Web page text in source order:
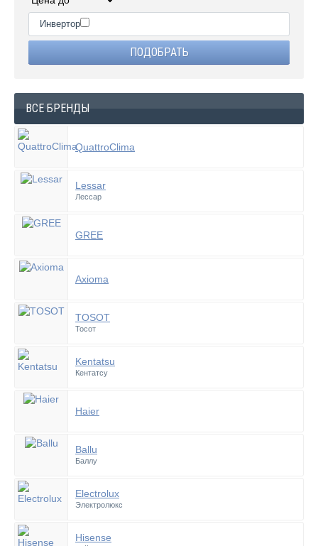
Инвертор
ВСЕ БРЕНДЫ
QuattroClima
Lessar
Лессар
GREE
Axioma
TOSOT
Тосот
Kentatsu
Кентатсу
Haier
Ballu
Баллу
Electrolux
Электролюкс
Hisense